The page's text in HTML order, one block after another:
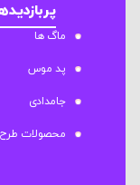
ماگ ها
پد موس
جامدادی
محصولات طرح